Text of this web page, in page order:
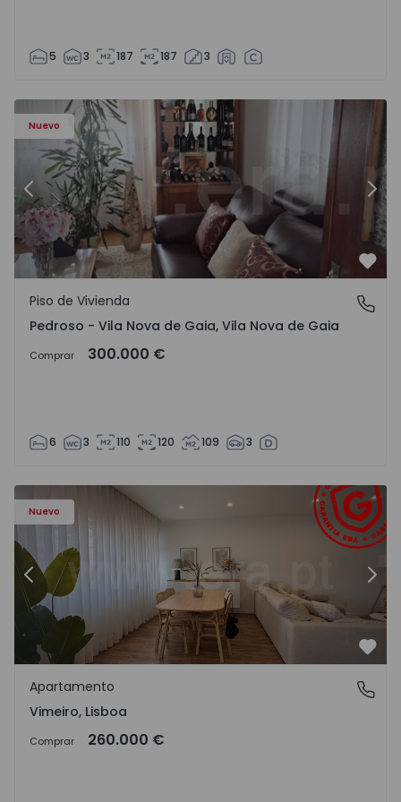
5 3 187 187 3
Nuevo
- 1575635 - 12
Piso de Vivienda T6 Vila Nova de Gaia, Pedroso e
Anterior
Pedroso - Vila Nova de Gaia, Vila Nova de Gaia
Piso de Vivienda
Pedroso - Vila Nova de Gaia, Vila Nova de Gaia
Comprar 300.000 €
6 3 110 120 109 3
Nuevo
Apartamento T1 Lourinhã, Vimeiro - 1575406 - 1
Anterior
Vimeiro, Lisboa
Apartamento
Vimeiro, Lisboa
Comprar 260.000 €